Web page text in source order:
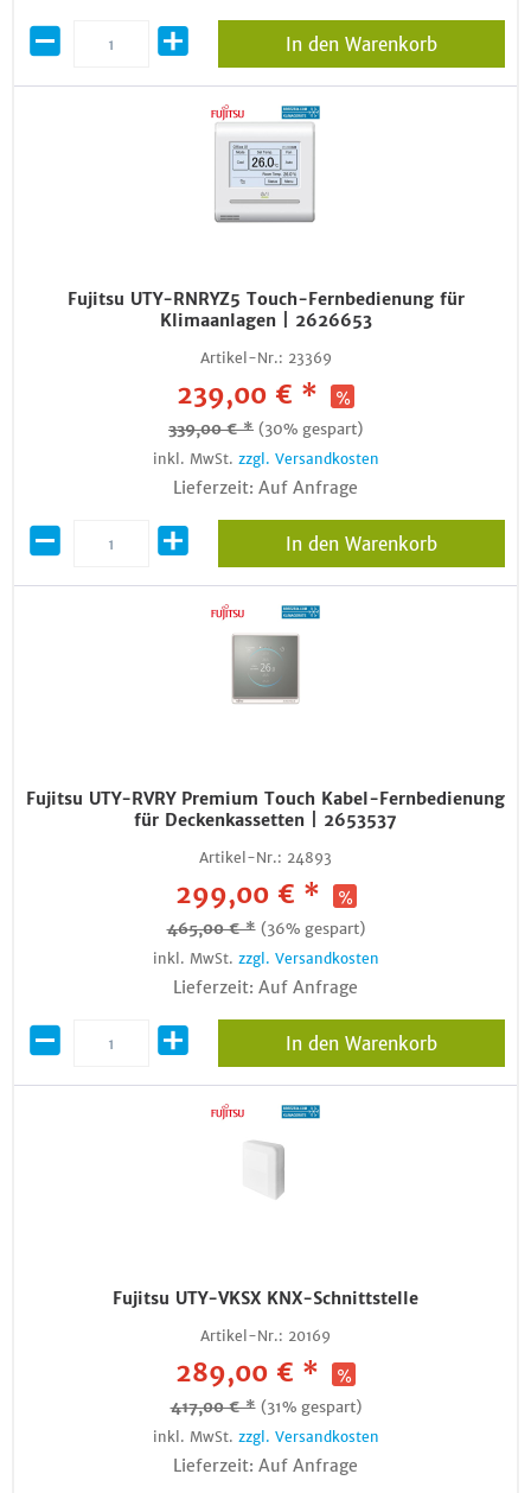
In den Warenkorb
Fujitsu UTY-RNRYZ5 Touch-Fernbedienung für
Klimaanlagen | 2626653
Artikel-Nr.: 23369
239,00 € *
339,00 € * (30% gespart)
inkl. MwSt. zzgl. Versandkosten
Lieferzeit: Auf Anfrage
In den Warenkorb
Fujitsu UTY-RVRY Premium Touch Kabel-Fernbedienung
für Deckenkassetten | 2653537
Artikel-Nr.: 24893
299,00 € *
465,00 € * (36% gespart)
inkl. MwSt. zzgl. Versandkosten
Lieferzeit: Auf Anfrage
In den Warenkorb
Fujitsu UTY-VKSX KNX-Schnittstelle
Artikel-Nr.: 20169
289,00 € *
417,00 € * (31% gespart)
inkl. MwSt. zzgl. Versandkosten
Lieferzeit: Auf Anfrage